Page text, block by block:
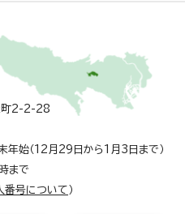
2-2-28
年始（12月29日から1月3日まで）
まで
番号について ）